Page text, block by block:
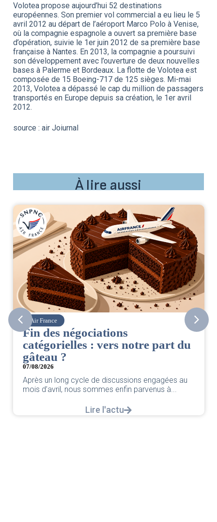
Volotea propose aujourd’hui 52 destinations
européennes. Son premier vol commercial a eu lieu le 5
avril 2012 au départ de l’aéroport Marco Polo à Venise,
où la compagnie espagnole a ouvert sa première base
d’opération, suivie le 1er juin 2012 de sa première base
française à Nantes. En 2013, la compagnie a poursuivi
son développement avec l’ouverture de deux nouvelles
bases à Palerme et Bordeaux. La flotte de Volotea est
composée de 15 Boeing-717 de 125 sièges. Mi-mai
2013, Volotea a dépassé le cap du million de passagers
transportés en Europe depuis sa création, le 1er avril
2012.
source : air Joiurnal
À lire aussi
Air France
Fin des négociations
catégorielles : vers notre part du
gâteau ?
07/08/2026
Après un long cycle de discussions engagées au
mois d’avril, nous sommes enfin parvenus à...
Lire l'actu